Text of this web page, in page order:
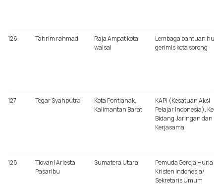
126 Tahrim rahmad
Raja Ampat kota
waisai
Lembaga bantuan
gerimis kota sorong
127 Tegar Syahputra
Kota Pontianak,
Kalimantan Barat
KAPI (Kesatuan Aksi
Pelajar Indonesia),
Bidang Jaringan dan
Kerjasama
128
Tiovani Ariesta
Pasaribu
Sumatera Utara
Pemuda Gereja Huria
Kristen Indonesia/
Sekretaris Umum